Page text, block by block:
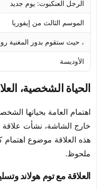
الرجل العنكبوت: يوم جديد
الموسم الثالث من إيفوريا
، حيث ستقوم بدور المغنية
الأوديسة
الحياة الشخصية،
اهتمام العامة بحياتها
خارج الشاشة، نشأت
هذه العلاقة موضوع اهتمام
ملحوظ.
العلاقة مع توم هولاند